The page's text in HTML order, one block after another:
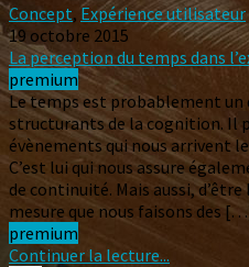
Concept, Expérience utilisateur
19 octobre 2015
La perception du temps dans
premium
Le temps est probablement un
structurants de la cognition. Il
évènements qui nous arrivent
C’est lui qui nous assure
de continuité. Mais aussi,
mesure que nous faisons des
premium
Continuer la lecture...